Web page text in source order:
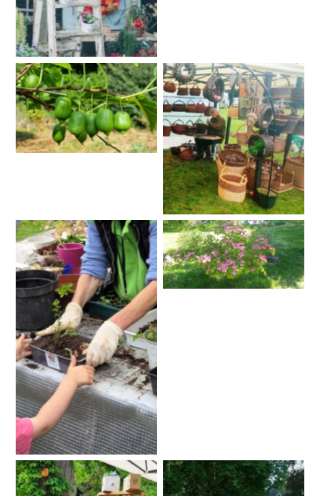
Aucune légende
oplus_2
Aucune légende
Aucune légende